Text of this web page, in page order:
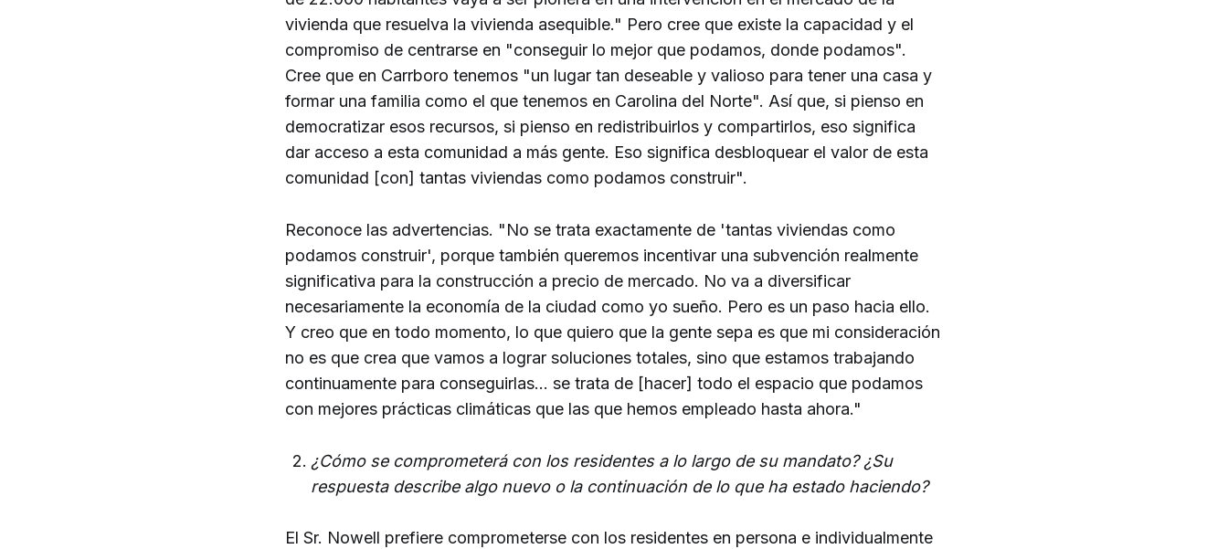
vivienda que resuelva la vivienda asequible." Pero cree que existe la capacidad y el
compromiso de centrarse en "conseguir lo mejor que podamos, donde podamos".
Cree que en Carrboro tenemos "un lugar tan deseable y valioso para tener una casa y
formar una familia como el que tenemos en Carolina del Norte". Así que, si pienso en
democratizar esos recursos, si pienso en redistribuirlos y compartirlos, eso significa
dar acceso a esta comunidad a más gente. Eso significa desbloquear el valor de esta
comunidad [con] tantas viviendas como podamos construir".
Reconoce las advertencias. "No se trata exactamente de 'tantas viviendas como
podamos construir', porque también queremos incentivar una subvención realmente
significativa para la construcción a precio de mercado. No va a diversificar
necesariamente la economía de la ciudad como yo sueño. Pero es un paso hacia ello.
Y creo que en todo momento, lo que quiero que la gente sepa es que mi consideración
no es que crea que vamos a lograr soluciones totales, sino que estamos trabajando
continuamente para conseguirlas... se trata de [hacer] todo el espacio que podamos
con mejores prácticas climáticas que las que hemos empleado hasta ahora."
¿Cómo se comprometerá con los residentes a lo largo de su mandato? ¿Su
respuesta describe algo nuevo o la continuación de lo que ha estado haciendo?
El Sr. Nowell prefiere comprometerse con los residentes en persona e individualmente